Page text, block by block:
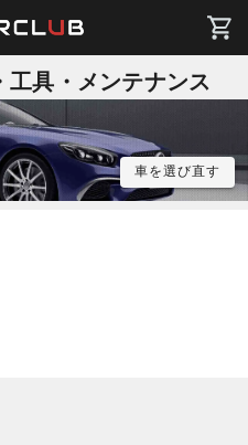
具・メンテナンス
車を選び直す